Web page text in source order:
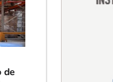
de